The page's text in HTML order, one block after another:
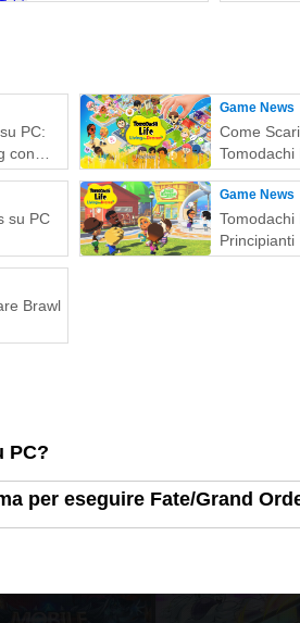
Masaya Matsukaze, Mitsuaki
Takahiro Mizushima, Kaori
Miyano, Mitsuru Miyamoto,
Nanako Mori, Sumire Morohoshi,
Koichi Yamadera, Aya Yamane,
Yoshino, Haruka Yoshimura,
ordine alfabetico)
Scenario, Direttore generale
Yano (Flagnotes Inc.) Tsu),
PC:
con
su PC
Brawl
Game News
Come
Tomodachi
Game News
Principianti
PC?
per eseguire Fate/Grand